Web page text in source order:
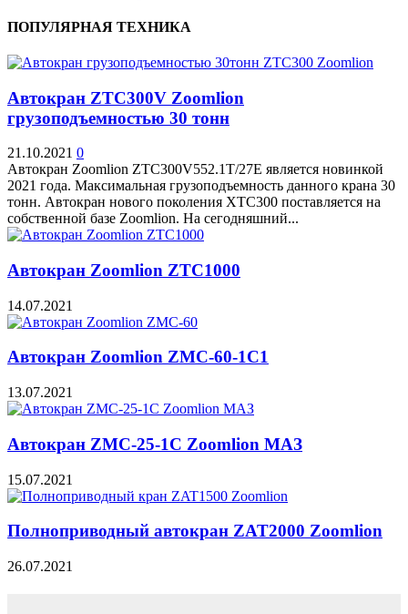
ПОПУЛЯРНАЯ ТЕХНИКА
Автокран ZTC300V Zoomlion
грузоподъемностью 30 тонн
21.10.2021 0
Автокран Zoomlion ZTC300V552.1T/27E является новинкой
2021 года. Максимальная грузоподъемность данного крана 30
тонн. Автокран нового поколения XTC300 поставляется на
собственной базе Zoomlion. На сегодняшний...
Автокран Zoomlion ZTC1000
14.07.2021
Автокран Zoomlion ZMC-60-1C1
13.07.2021
Автокран ZMC-25-1С Zoomlion МАЗ
15.07.2021
Полноприводный автокран ZAT2000 Zoomlion
26.07.2021